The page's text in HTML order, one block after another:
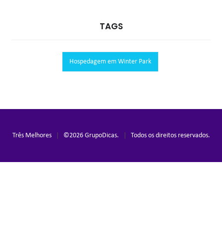
TAGS
Hospedagem em Winter Park
Três Melhores ©2026GrupoDicas. Todos os direitos reservados.